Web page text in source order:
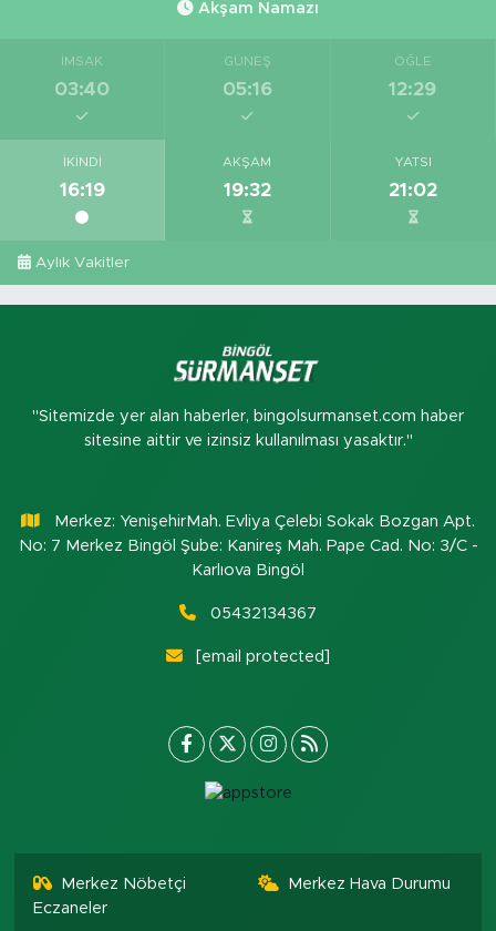
Akşam Namazı
İMSAK
03:40
GÜNEŞ
05:16
ÖĞLE
12:29
İKINDI
16:19
AKŞAM
19:32
YATSI
21:02
Aylık Vakitler
"Sitemizde yer alan haberler, bingolsurmanset.com haber
sitesine aittir ve izinsiz kullanılması yasaktır."
Merkez: YenişehirMah. Evliya Çelebi Sokak Bozgan Apt.
No: 7 Merkez Bingöl Şube: Kanireş Mah. Pape Cad. No: 3/C -
Karlıova Bingöl
05432134367
[email protected]
Merkez Nöbetçi
Eczaneler
Merkez Hava Durumu